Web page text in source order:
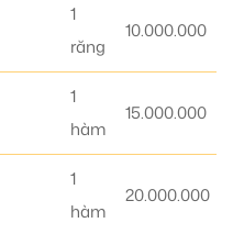
1
răng
10.000.000
1
hàm
15.000.000
1
hàm
20.000.000